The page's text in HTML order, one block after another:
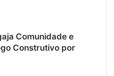
Comunidade e
Construtivo por